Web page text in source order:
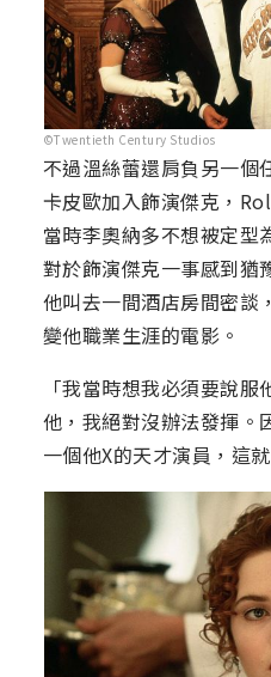
©Twentieth Century Studios
不過溫絲蕾還肩負另一
卡皮歐加入飾演傑克，
當時李奧納多不想被定型
對於飾演傑克一事感到猶
他叫去一間酒店房間密談
變他職業生涯的電影。
「我當時想我必須要說
他，我絕對沒辦法發揮。
一個他X的天才演員，這就